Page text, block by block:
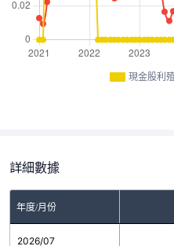
現金股利
詳細數據
年度/月份
2026/07